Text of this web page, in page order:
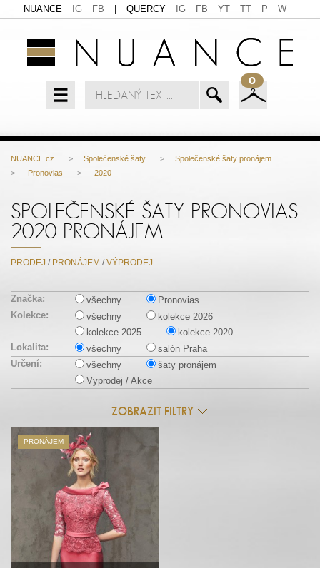
NUANCE IG FB QUERCY IG FB YT TT P W
0
NUANCE.cz > Společenské šaty > Společenské šaty pronájem
>
Pronovias > 2020
SPOLEČENSKÉ ŠATY PRONOVIAS
2020 PRONÁJEM
PRODEJ / PRONÁJEM /VÝPRODEJ
Značka: všechny
Pronovias
Kolekce:
všechny
kolekce 2026
kolekce 2025
kolekce 2020
Lokalita:
všechny
salón Praha
Určení:
všechny
šaty pronájem
Vyprodej / Akce
ZOBRAZIT FILTRY
PRONÁJEM